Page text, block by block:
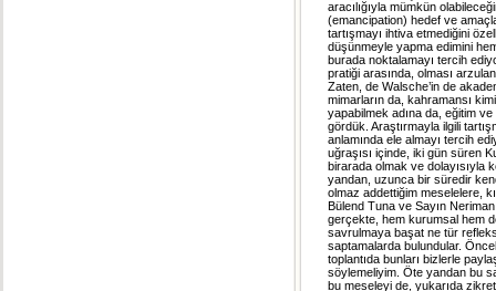
aracılığıyla mümkün
(emancipation) hedef ve
tartışmayı ihtiva etmediğini
düşünmeyle yapma edimini
burada noktalamayı tercih
pratiği arasında, olması
Zaten, de Walsche’in de
mimarların da, kahramansı
yapabilmek adına da, eğitim ve
gördük. Araştırmayla ilgili
anlamında ele almayı tercih
uğraşısı içinde, iki gün süren
birarada olmak ve dolayısıyla
yandan, uzunca bir süredir
olmaz addettiğim meselelere,
Bülend Tuna ve Sayın
gerçekte, hem kurumsal hem
savrulmaya başat ne tür
saptamalarda bulundular.
toplantıda bunları bizlerle
söylemeliyim. Öte yandan bu
bu meseleyi de, yukarıda